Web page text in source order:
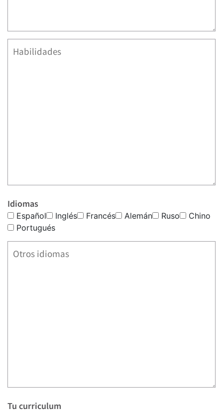
Idiomas
Español Inglés Francés Alemán Ruso
Chino
Portugués
Tu curriculum